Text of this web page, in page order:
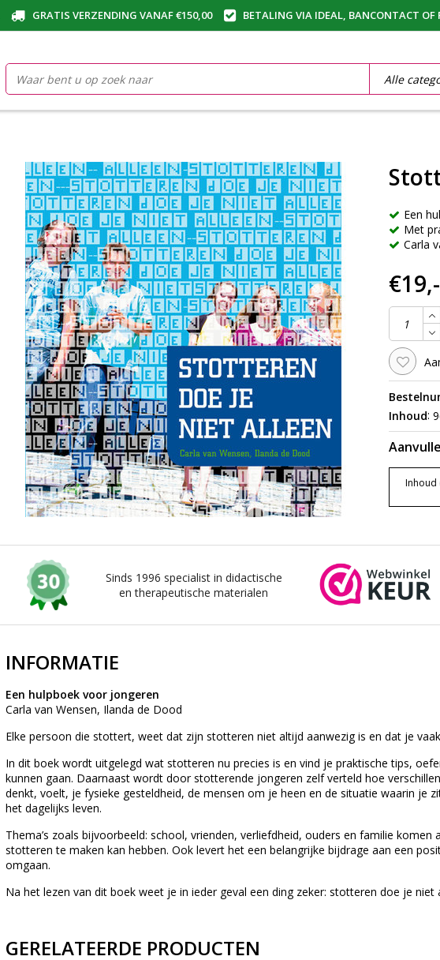
GRATIS VERZENDING VANAF €150,00 BETALING VIA IDEAL, BANCONTACT OF
Een
Met
Carla
€19,-
Inhoud:
Inhoud
Sinds 1996 specialist in didactische
en therapeutische materialen
INFORMATIE
Een hulpboek voor jongeren
Carla van Wensen, Ilanda de Dood
Elke persoon die stottert, weet dat zijn stotteren niet altijd aanwezig is en dat je
In dit boek wordt uitgelegd wat stotteren nu precies is en vind je praktische tips,
kunnen gaan. Daarnaast wordt door stotterende jongeren zelf verteld hoe
denkt, voelt, je fysieke gesteldheid, de mensen om je heen en de situatie waarin je
het dagelijks leven.
Thema’s zoals bijvoorbeeld: school, vrienden, verliefdheid, ouders en familie
stotteren te maken kan hebben. Ook levert het een belangrijke bijdrage aan een
omgaan.
Na het lezen van dit boek weet je in ieder geval een ding zeker: stotteren doe je niet
GERELATEERDE PRODUCTEN